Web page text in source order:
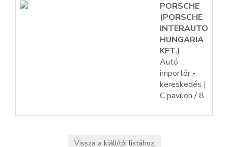
PORSCHE
(PORSCHE
INTERAUTO
HUNGARIA
KFT.)
Autó
importőr -
kereskedés |
C pavilon / 8